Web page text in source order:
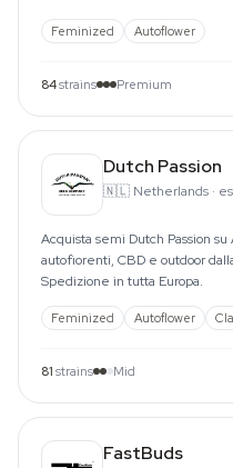
Feminized Autoflower
84strains Premium
Dutch Passion
🇳🇱 Netherlands ·
Acquista semi Dutch Passion
autofiorenti, CBD e outdoor
Spedizione in tutta Europa.
Feminized Autoflower
81 strains Mid
FastBuds